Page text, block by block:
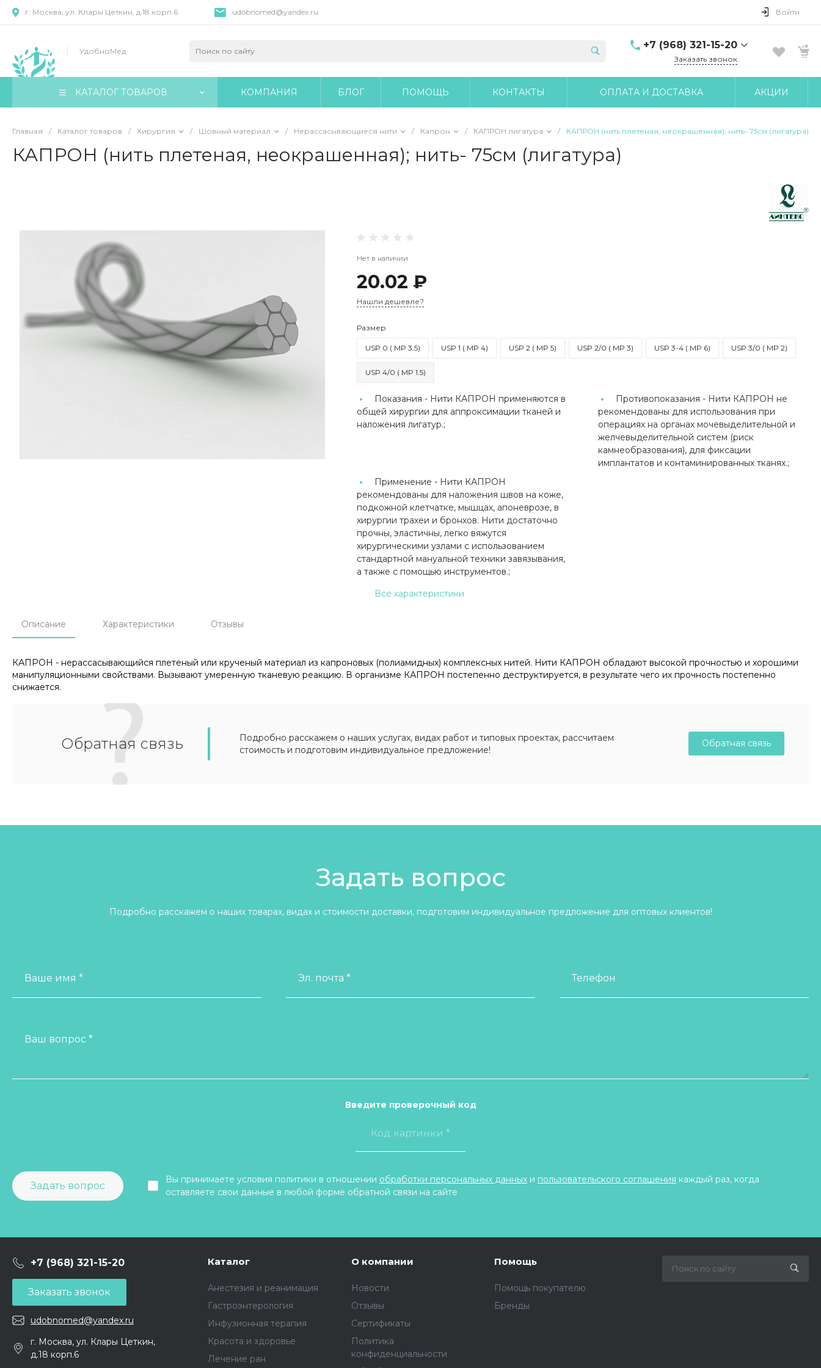
г. Москва, ул. Клары Цеткин, д.18 корп.6 udobnomed@yandex.ru Войти
УдобноМед
+7 (968) 321-15-20
г. Москва, ул. Клары
udobnomed@yandex.ru
Заказать звонок
КАТАЛОГ ТОВАРОВ КОМПАНИЯ БЛОГ ПОМОЩЬ КОНТАКТЫ ОПЛАТА И ДОСТАВКА АКЦИИ
Главная / Каталог товаров / Хирургия / Шовный материал / Нерассасывающиеся нити / Капрон / КАПРОН лигатура / КАПРОН (нить плетеная, неокрашенная); нить- 75см (лигатура)
КАПРОН (нить плетеная, неокрашенная); нить- 75см (лигатура)
Нет в наличии
20.02 ₽
Нашли дешевле?
Размер
USP 0 ( MP 3.5) USP 1 ( MP 4) USP 2 ( MP 5) USP 2/0 ( MP 3) USP 3-4 ( MP 6) USP 3/0 ( MP 2)
USP 4/0 ( MP 1.5)
Показания - Нити КАПРОН применяются в
общей хирургии для аппроксимации тканей и
наложения лигатур.;
Противопоказания - Нити КАПРОН не
рекомендованы для использования при
операциях на органах мочевыделительной и
желчевыделительной систем (риск
камнеобразования), для фиксации
имплантатов и контаминированных тканях.;
Применение - Нити КАПРОН
рекомендованы для наложения швов на коже,
подкожной клетчатке, мышцах, апоневрозе, в
хирургии трахеи и бронхов. Нити достаточно
прочны, эластичны, легко вяжутся
хирургическими узлами с использованием
стандартной мануальной техники завязывания,
а также с помощью инструментов.;
Все характеристики
Описание Характеристики Отзывы
КАПРОН - нерассасывающийся плетеный или крученый материал из капроновых (полиамидных) комплексных нитей. Нити КАПРОН обладают высокой прочностью и хорошими
манипуляционными свойствами. Вызывают умеренную тканевую реакцию. В организме КАПРОН постепенно деструктируется, в результате чего их прочность постепенно
снижается.
Обратная связь
Подробно расскажем о наших услугах, видах работ и типовых проектах, рассчитаем
стоимость и подготовим индивидуальное предложение!
Обратная связь
Задать вопрос
Подробно расскажем о наших товарах, видах и стоимости доставки, подготовим индивидуальное предложение для оптовых клиентов!
Ваше имя * Эл. почта * Телефон
Ваш вопрос *
Введите проверочный код
Задать вопрос
Вы принимаете условия политики в отношении обработки персональных данных и пользовательского соглашения каждый раз, когда
оставляете свои данные в любой форме обратной связи на сайте
+7 (968) 321-15-20
Заказать звонок
udobnomed@yandex.ru
г. Москва, ул. Клары Цеткин,
д.18 корп.6
Каталог
Анестезия и реанимация
Гастроэнтерология
Инфузионная терапия
Красота и здоровье
Лечение ран
О компании
Новости
Отзывы
Сертификаты
Политика
конфиденциальности
Помощь
Помощь покупателю
Бренды